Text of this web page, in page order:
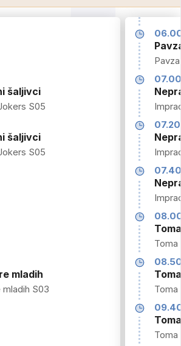
šaljivci
S05
šaljivci
S05
mladih
S03
07.20
Toma
Toma
Toma